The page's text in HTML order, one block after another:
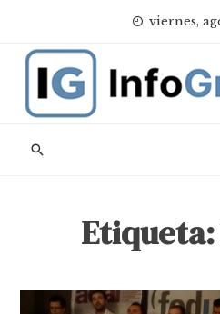
content
viernes,
Etiqueta: